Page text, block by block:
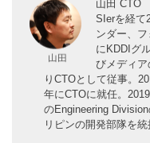
山田 CTO
SIerを経て
ンダー、
にKDDIグ
びメディア
りCTOとして従事。
年にCTOに就任。
のEngineering
リピンの開発部隊を統